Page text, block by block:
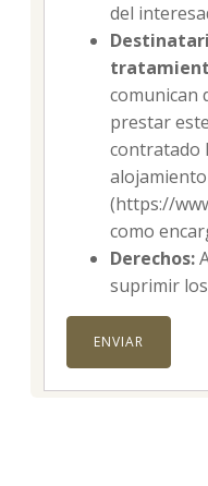
del
comunican
prestar
contratado
(https://
como
Derechos:
suprimir